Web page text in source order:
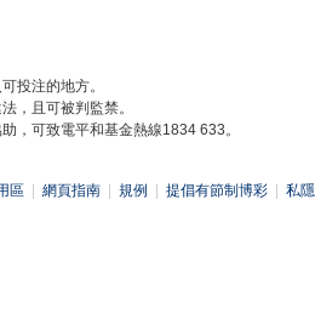
投注的地方。
，且可被判監禁。
，可致電平和基金熱線1834 633。
區 網頁指南 規例 提倡有節制博彩 私